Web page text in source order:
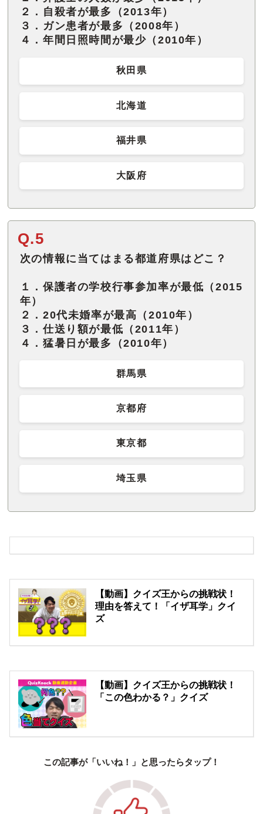
２．自殺者が最多（2013年）
３．ガン患者が最多（2008年）
４．年間日照時間が最少（2010年）
秋田県
北海道
福井県
大阪府
Q.5
次の情報に当てはまる都道府県はどこ？
１．保護者の学校行事参加率が最低（2015
年）
２．20代未婚率が最高（2010年）
３．仕送り額が最低（2011年）
４．猛暑日が最多（2010年）
群馬県
京都府
東京都
埼玉県
【動画】クイズ王からの挑戦状！
理由を答えて！「イザ耳学」クイ
ズ
【動画】クイズ王からの挑戦状！
「この色わかる？」クイズ
この記事が「いいね！」と思ったらタップ！